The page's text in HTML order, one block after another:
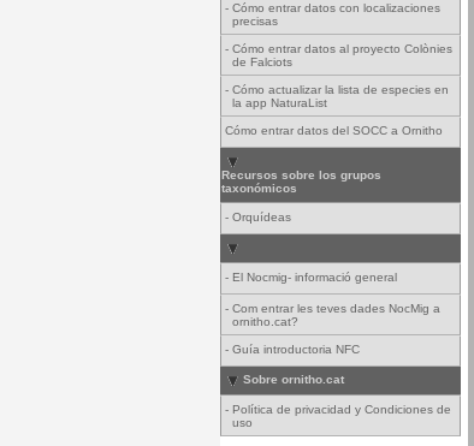
- Cómo entrar datos con localizaciones
precisas
- Cómo entrar datos al proyecto Colònies
de Falciots
- Cómo actualizar la lista de especies en
la app NaturaList
Cómo entrar datos del SOCC a Ornitho
Recursos sobre los grupos
taxonómicos
- Orquídeas
- El Nocmig- informació general
- Com entrar les teves dades NocMig a
ornitho.cat?
- Guía introductoria NFC
Sobre ornitho.cat
- Política de privacidad y Condiciones de
uso